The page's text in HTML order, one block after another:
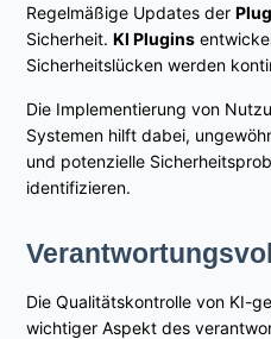
Regelmäßige Updates der
Sicherheit.KI Plugins
Sicherheitslücken werden
Die Implementierung von
Systemen hilft dabei,
und potenzielle
identifizieren.
Die Qualitätskontrolle von KI-
wichtiger Aspekt des